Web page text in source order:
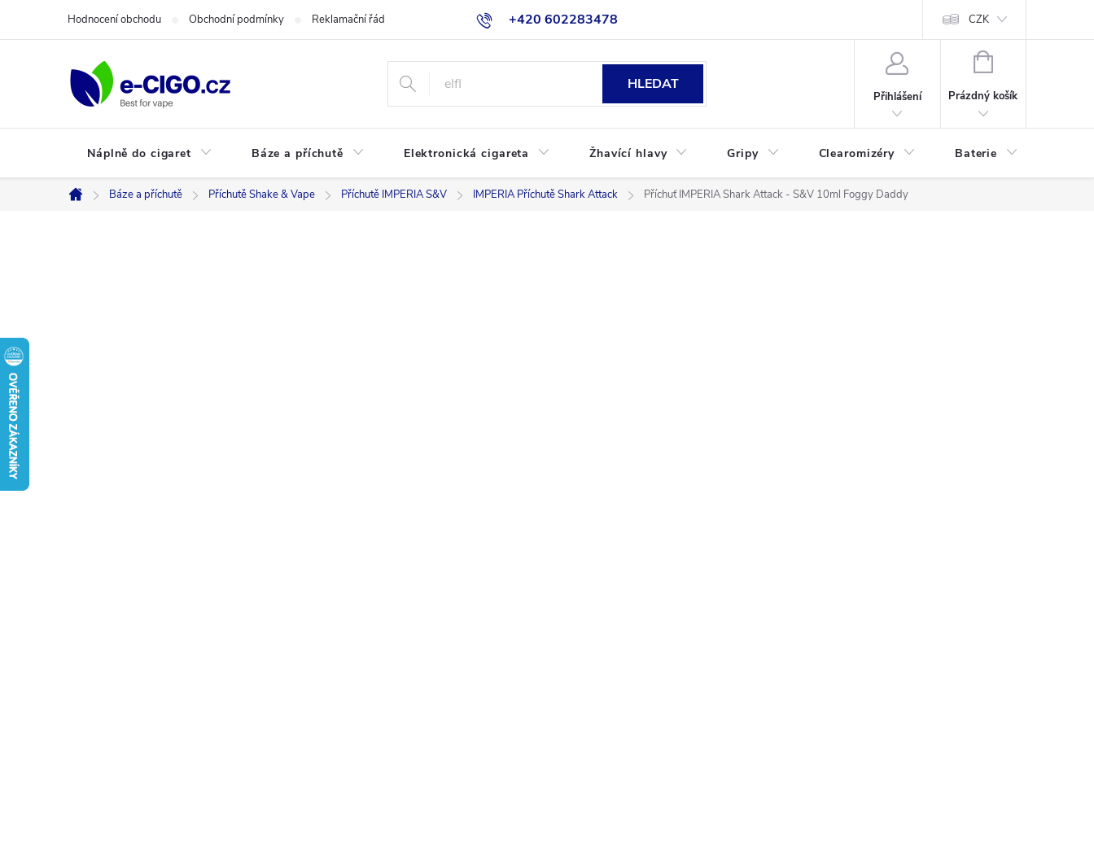
+420 602283478
Hodnocení obchodu Obchodní podmínky Reklamační řád Jak nakupovat CZK
HLEDAT
Přihlášení
NÁKUPNÍ
Prázdný košík
Náplně do cigaret Báze a příchutě Elektronická cigareta Žhavící hlavy Gripy Clearomizéry Baterie
Domů
Báze a příchutě Příchutě Shake & Vape Příchutě IMPERIA S&V IMPERIA Příchutě Shark Attack Příchuť IMPERIA Shark Attack - S&V 10ml Foggy Daddy